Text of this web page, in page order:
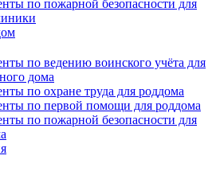
по пожарной безопасности для
по ведению воинского учёта для
дома
по охране труда для роддома
по первой помощи для роддома
по пожарной безопасности для